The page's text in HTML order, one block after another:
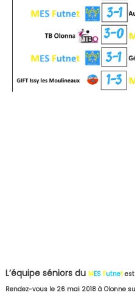
L’équipe séniors du MES Futnetest
Rendez-vous le 26 mai 2018 à Olonne